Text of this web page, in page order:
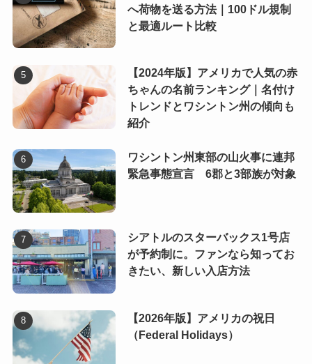
へ荷物を送る方法｜100ドル規制
と最適ルート比較
【2024年版】アメリカで人気の赤
ちゃんの名前ランキング｜名付け
トレンドとワシントン州の傾向も
紹介
ワシントン州東部の山火事に連邦
緊急事態宣言 6郡と3部族が対象
シアトルのスターバックス1号店
が予約制に。ファンなら知ってお
きたい、新しい入店方法
【2026年版】アメリカの祝日
（Federal Holidays）